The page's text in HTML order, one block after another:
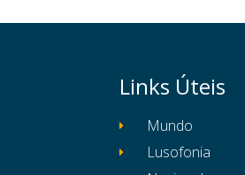
Links Úteis
Mundo
Lusofonia